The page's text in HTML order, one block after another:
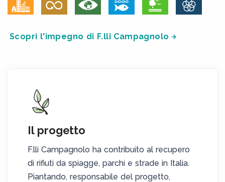
Scopri l'impegno di F.lli Campagnolo
Il progetto
F.lli Campagnolo ha contribuito al recupero
di rifiuti da spiagge, parchi e strade in Italia.
Piantando, responsabile del progetto,